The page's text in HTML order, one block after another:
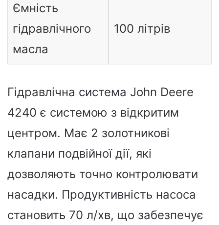
Ємність
гідравлічного
масла
100 літрів
Гідравлічна система John Deere
4240 є системою з відкритим
центром. Має 2 золотникові
клапани подвійної дії, які
дозволяють точно контролювати
насадки. Продуктивність насоса
становить 70 л/хв, що забезпечує